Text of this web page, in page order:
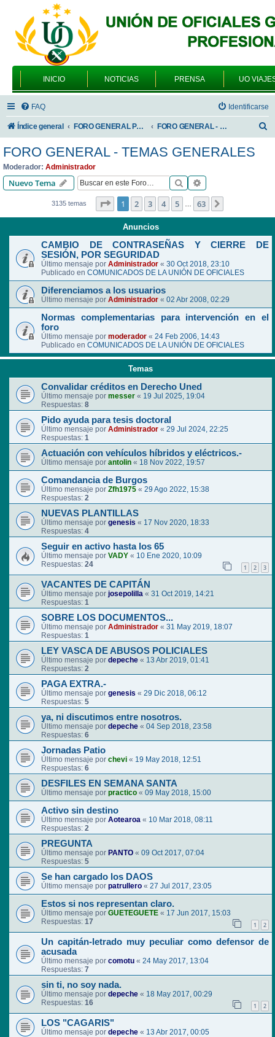
INICIO NOTICIAS PRENSA UO
FAQ Identificarse
Índice general FORO GENERAL PARA TODOS LOS USUARIOS FORO GENERAL - TEMAS GENERALES
FORO GENERAL - TEMAS GENERALES
Moderador: Administrador
Nuevo Tema Buscar
3135 temas Página de 63
1 2 3 4 5 … 63
Anuncios
CAMBIO DE CONTRASEÑAS Y CIERRE DE
SESIÓN, POR SEGURIDAD
Último mensaje por Administrador « 30 Oct 2018, 23:10
Publicado en COMUNICADOS DE LA UNIÓN DE OFICIALES
Diferenciamos a los usuarios
Último mensaje por Administrador « 02 Abr 2008, 02:29
Normas complementarias para intervención en el
foro
Último mensaje por moderador « 24 Feb 2006, 14:43
Publicado en COMUNICADOS DE LA UNIÓN DE OFICIALES
Temas
Convalidar créditos en Derecho Uned
Último mensaje por messer « 19 Jul 2025, 19:04
Respuestas: 8
Pido ayuda para tesis doctoral
Último mensaje por Administrador « 29 Jul 2024, 22:25
Respuestas: 1
Actuación con vehículos híbridos y eléctricos.-
Último mensaje por antolin « 18 Nov 2022, 19:57
Comandancia de Burgos
Último mensaje por Zfh1975 « 29 Ago 2022, 15:38
Respuestas: 2
NUEVAS PLANTILLAS
Último mensaje por genesis « 17 Nov 2020, 18:33
Respuestas: 4
Seguir en activo hasta los 65
Último mensaje por VADY « 10 Ene 2020, 10:09
Respuestas: 24 1 2 3
VACANTES DE CAPITÁN
Último mensaje por josepolilla « 31 Oct 2019, 14:21
Respuestas: 1
SOBRE LOS DOCUMENTOS...
Último mensaje por Administrador « 31 May 2019, 18:07
Respuestas: 1
LEY VASCA DE ABUSOS POLICIALES
Último mensaje por depeche « 13 Abr 2019, 01:41
Respuestas: 2
PAGA EXTRA.-
Último mensaje por genesis « 29 Dic 2018, 06:12
Respuestas: 5
ya, ni discutimos entre nosotros.
Último mensaje por depeche « 04 Sep 2018, 23:58
Respuestas: 6
Jornadas Patio
Último mensaje por chevi « 19 May 2018, 12:51
Respuestas: 6
DESFILES EN SEMANA SANTA
Último mensaje por practico « 09 May 2018, 15:00
Activo sin destino
Último mensaje por Aotearoa « 10 Mar 2018, 08:11
Respuestas: 2
PREGUNTA
Último mensaje por PANTO « 09 Oct 2017, 07:04
Respuestas: 5
Se han cargado los DAOS
Último mensaje por patrullero « 27 Jul 2017, 23:05
Estos si nos representan claro.
Último mensaje por GUETEGUETE « 17 Jun 2017, 15:03
Respuestas: 17 1 2
Un capitán-letrado muy peculiar como defensor de
acusada
Último mensaje por comotu « 24 May 2017, 13:04
Respuestas: 7
sin ti, no soy nada.
Último mensaje por depeche « 18 May 2017, 00:29
Respuestas: 16 1 2
LOS "CAGARIS"
Último mensaje por depeche « 13 Abr 2017, 00:05